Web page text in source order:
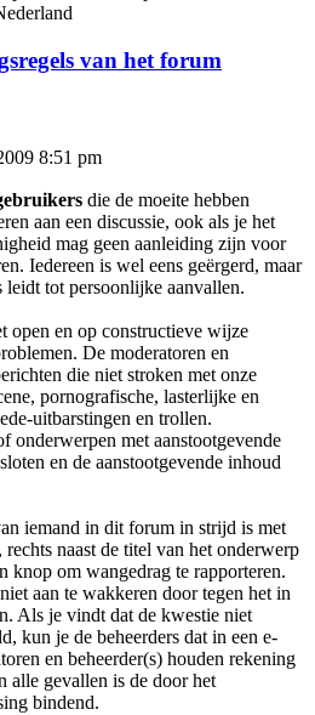
van het forum
8:51 pm
die de moeite hebben
aan een discussie, ook als je het
mag geen aanleiding zijn voor
Iedereen is wel eens geërgerd, maar
leidt tot persoonlijke aanvallen.
open en op constructieve wijze
De moderatoren en
die niet stroken met onze
pornografische, lasterlijke en
uitbarstingen en trollen.
onderwerpen met aanstootgevende
en de aanstootgevende inhoud
iemand in dit forum in strijd is met
rechts naast de titel van het onderwerp
knop om wangedrag te rapporteren.
aan te wakkeren door tegen het in
Als je vindt dat de kwestie niet
kun je de beheerders dat in een e-
en beheerder(s) houden rekening
alle gevallen is de door het
bindend.